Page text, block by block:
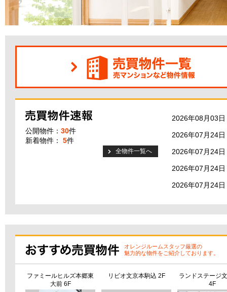
公開物件： 30件
新着物件：
5件
全物件一覧へ
2026年08月03日
2026年07月24日
2026年07月24日
2026年07月24日
2026年07月24日
2026年07月14日
2026年07月14日
2026年07月14日
オレンジルームスタッフ厳選の
魅力的な物件をご紹介しております。
ファミールヒルズ本郷東
大前 6F
リビオ文京本駒込 2F
ランドステージ
4F